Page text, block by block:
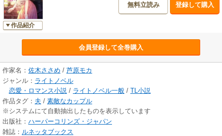
作品紹介
無料立読み 登録して購入
会員登録して全巻購入
作家名： 佐木ささめ / 芦原モカ
ジャンル： ライトノベル
恋愛・ロマンス小説 / ライトノベル一般 / TL小説
作品タグ： 夫 / 素敵なカップル
※システムにて自動抽出したものを表示しています
出版社： ハーパーコリンズ・ジャパン
雑誌： ルネッタブックス